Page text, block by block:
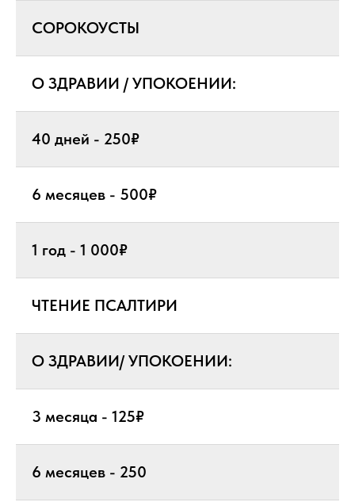
СОРОКОУСТЫ
О ЗДРАВИИ / УПОКОЕНИИ:
40 дней - 250₽
6 месяцев - 500₽
1 год - 1 000₽
ЧТЕНИЕ ПСАЛТИРИ
О ЗДРАВИИ/ УПОКОЕНИИ:
3 месяца - 125₽
6 месяцев - 250